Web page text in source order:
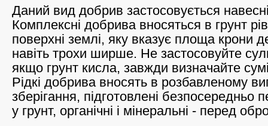
Даний вид добрив застосовується навесні
Комплексні добрива вносяться в грунт
поверхні землі, яку вказує площа крони
навіть трохи ширше. Не застосовуйте
якщо грунт кисла, завжди визначайте
Рідкі добрива вносять в розбавленому
зберігання, підготовлені безпосередньо
у грунт, органічні і мінеральні - перед